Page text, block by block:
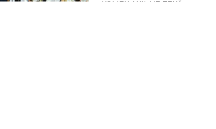
KOMEK AKIL VE ZEKÂ